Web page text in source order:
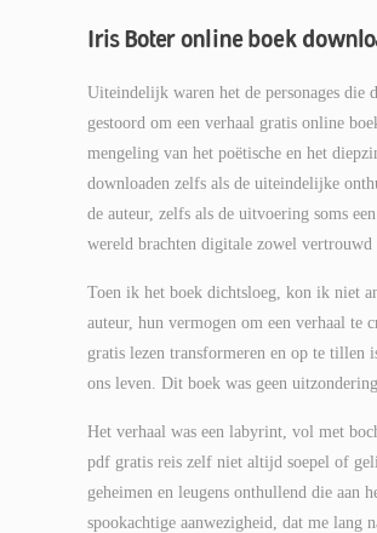
Iris Boter online boek
Uiteindelijk waren het de personages
gestoord om een verhaal gratis online
mengeling van het poëtische en het
downloaden zelfs als de uiteindelijke
de auteur, zelfs als de uitvoering soms
wereld brachten digitale zowel vertrouwd
Toen ik het boek dichtsloeg, kon ik niet
auteur, hun vermogen om een verhaal te
gratis lezen transformeren en op te tillen
ons leven. Dit boek was geen
Het verhaal was een labyrint, vol met
pdf gratis reis zelf niet altijd soepel of
geheimen en leugens onthullend die aan
spookachtige aanwezigheid, dat me lang